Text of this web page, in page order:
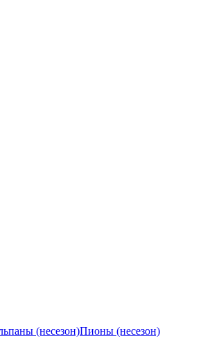
(несезон)Пионы (несезон)